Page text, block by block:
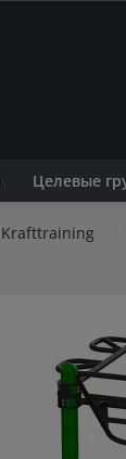
Целевые
Krafttraining